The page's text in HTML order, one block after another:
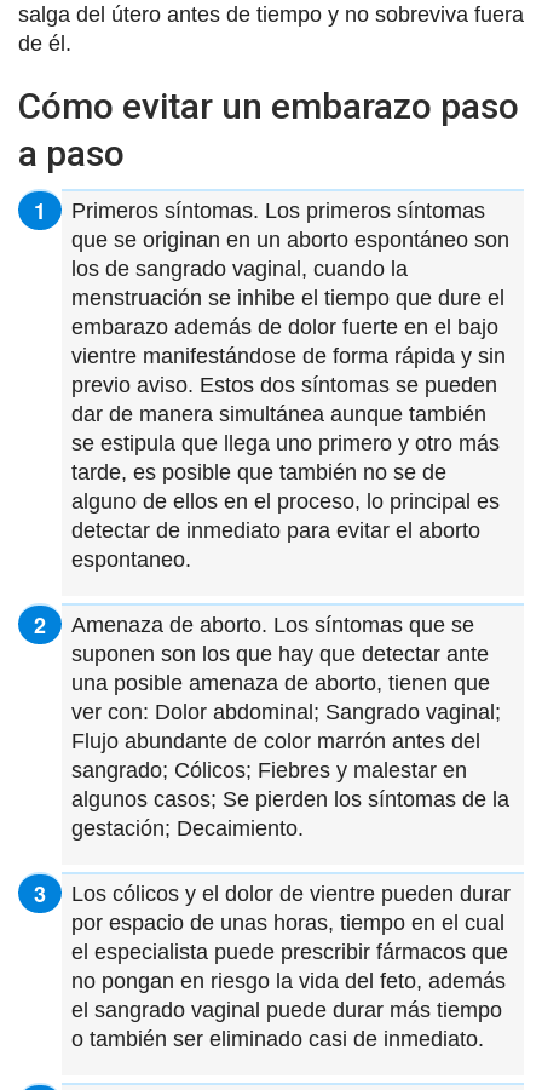
salga del útero antes de tiempo y no sobreviva fuera
de él.
Cómo evitar un embarazo paso
a paso
Primeros síntomas. Los primeros síntomas
que se originan en un aborto espontáneo son
los de sangrado vaginal, cuando la
menstruación se inhibe el tiempo que dure el
embarazo además de dolor fuerte en el bajo
vientre manifestándose de forma rápida y sin
previo aviso. Estos dos síntomas se pueden
dar de manera simultánea aunque también
se estipula que llega uno primero y otro más
tarde, es posible que también no se de
alguno de ellos en el proceso, lo principal es
detectar de inmediato para evitar el aborto
espontaneo.
Amenaza de aborto. Los síntomas que se
suponen son los que hay que detectar ante
una posible amenaza de aborto, tienen que
ver con: Dolor abdominal; Sangrado vaginal;
Flujo abundante de color marrón antes del
sangrado; Cólicos; Fiebres y malestar en
algunos casos; Se pierden los síntomas de la
gestación; Decaimiento.
Los cólicos y el dolor de vientre pueden durar
por espacio de unas horas, tiempo en el cual
el especialista puede prescribir fármacos que
no pongan en riesgo la vida del feto, además
el sangrado vaginal puede durar más tiempo
o también ser eliminado casi de inmediato.